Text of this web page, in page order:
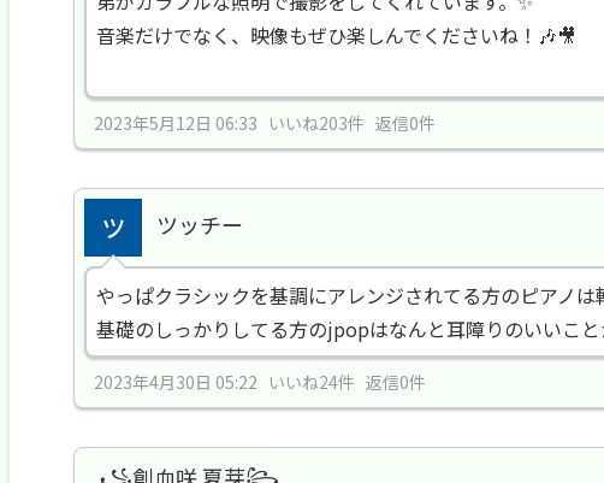
音楽だけでなく、映像もぜひ楽しんでくださいね！🎶🎥
2023年5月12日 06:33 いいね203件 返信0件
ツッチー
やっぱクラシックを基調にアレンジされてる方のピアノ
基礎のしっかりしてる方のjpopはなんと耳障りのいいこ
2023年4月30日 05:22 いいね24件 返信0件